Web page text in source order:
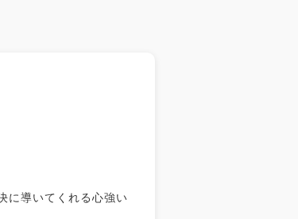
に導いてくれる心強い